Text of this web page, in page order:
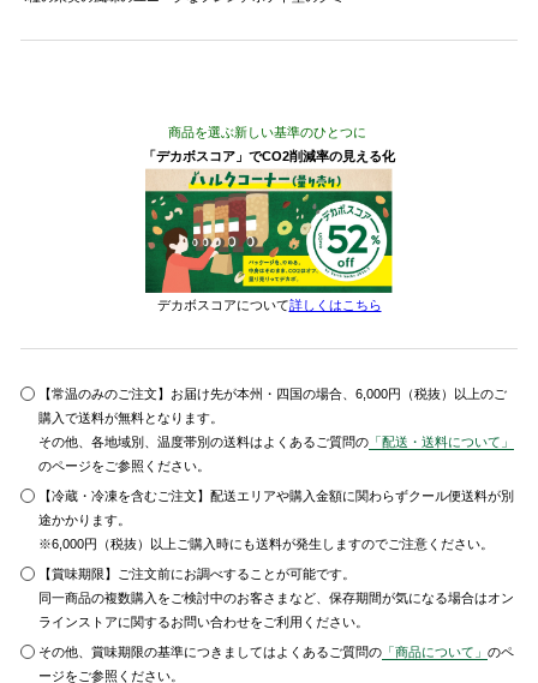
商品を選ぶ新しい基準のひとつに
「デカボスコア」でCO2削減率の見える化
デカボスコアについて詳しくはこちら
【常温のみのご注文】お届け先が本州・四国の場合、6,000円（税抜）以上のご
購入で送料が無料となります。
その他、各地域別、温度帯別の送料はよくあるご質問の 「配送・送料について」
のページをご参照ください。
【冷蔵・冷凍を含むご注文】配送エリアや購入金額に関わらずクール便送料が別
途かかります。
※6,000円（税抜）以上ご購入時にも送料が発生しますのでご注意ください。
【賞味期限】ご注文前にお調べすることが可能です。
同一商品の複数購入をご検討中のお客さまなど、保存期間が気になる場合はオン
ラインストアに関するお問い合わせをご利用ください。
その他、賞味期限の基準につきましてはよくあるご質問の 「商品について」のペ
ージをご参照ください。